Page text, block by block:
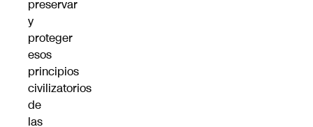
preservar
y
proteger
esos
principios
civilizatorios
de
las